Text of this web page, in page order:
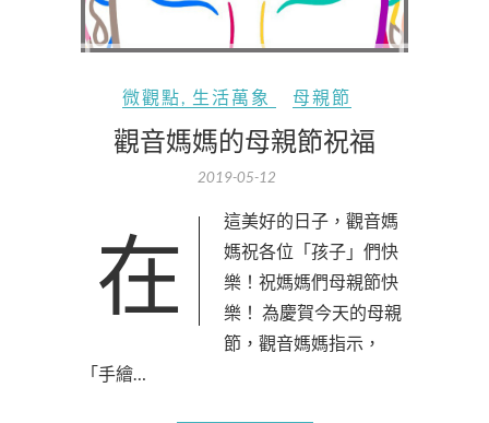
微觀點 生活萬象 母親節
觀音媽媽的母親節祝福
2019-05-12
在這美好的日子，觀音媽
媽祝各位「孩子」們快
樂！祝媽媽們母親節快
樂！ 為慶賀今天的母親
節，觀音媽媽指示，
「手繪…